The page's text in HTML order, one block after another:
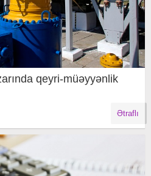
qeyri-müəyyənlik
Ətraflı